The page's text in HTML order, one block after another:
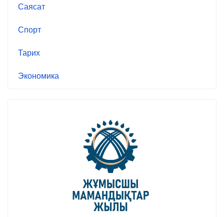
Саясат
Спорт
Тарих
Экономика